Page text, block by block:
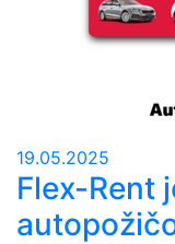
19.05.2025
Flex-Rent